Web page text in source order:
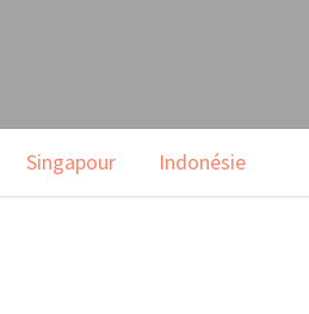
Singapour Indonésie